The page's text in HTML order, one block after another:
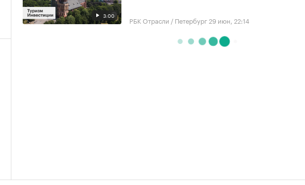
3:00 РБК Отрасли / Петербург 29 июн, 22:14